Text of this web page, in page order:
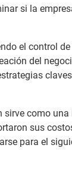
si la
el control
del
como
sus
para el